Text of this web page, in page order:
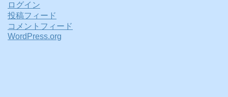
ログイン
投稿フィード
コメントフィード
WordPress.org